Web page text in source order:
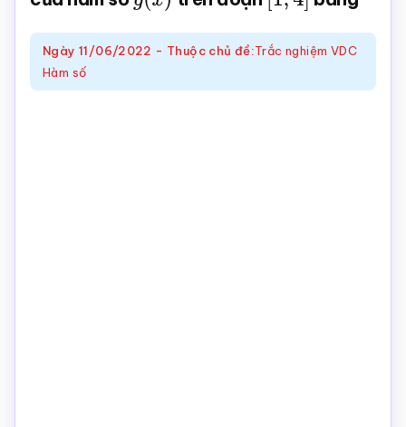
4x)x2–
4x+6–
12x2–
4x+6+
Ngày 11/06/2022 - Thuộc chủ đề:Trắc nghiệm VDC
Hàm số